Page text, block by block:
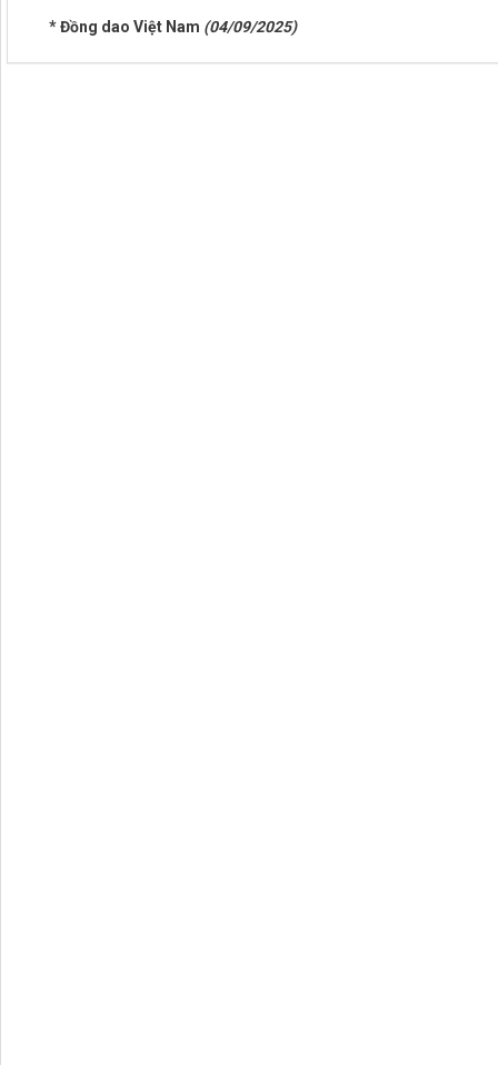
* Đồng dao Việt Nam (04/09/2025)